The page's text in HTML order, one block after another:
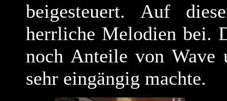
beigesteuert. Auf
herrliche Melodien bei.
noch Anteile von Wave
sehr eingängig machte.